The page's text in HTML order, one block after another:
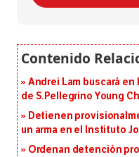
Andrei Lam buscará en
de S.Pellegrino Young
Detienen
un arma en el Instituto
Ordenan detención